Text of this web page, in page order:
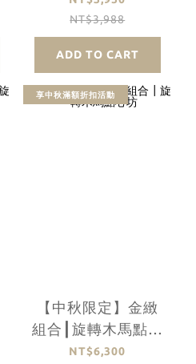
NT$3,988
ADD TO CART
享中秋滿額折扣活動
【中秋限定】金緻
組合┃旋轉木馬點心
坊
NT$6,300